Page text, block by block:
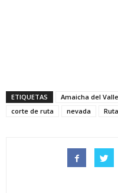
ETIQUETAS Amaicha del Valle
corte de ruta
nevada